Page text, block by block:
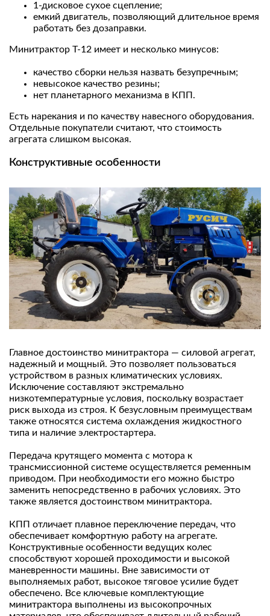
1-дисковое сухое сцепление;
емкий двигатель, позволяющий длительное время
работать без дозаправки.
Минитрактор Т-12 имеет и несколько минусов:
качество сборки нельзя назвать безупречным;
невысокое качество резины;
нет планетарного механизма в КПП.
Есть нарекания и по качеству навесного оборудования.
Отдельные покупатели считают, что стоимость
агрегата слишком высокая.
Конструктивные особенности
Главное достоинство минитрактора — силовой агрегат,
надежный и мощный. Это позволяет пользоваться
устройством в разных климатических условиях.
Исключение составляют экстремально
низкотемпературные условия, поскольку возрастает
риск выхода из строя. К безусловным преимуществам
также относятся система охлаждения жидкостного
типа и наличие электростартера.
Передача крутящего момента с мотора к
трансмиссионной системе осуществляется ременным
приводом. При необходимости его можно быстро
заменить непосредственно в рабочих условиях. Это
также является достоинством минитрактора.
КПП отличает плавное переключение передач, что
обеспечивает комфортную работу на агрегате.
Конструктивные особенности ведущих колес
способствуют хорошей проходимости и высокой
маневренности машины. Вне зависимости от
выполняемых работ, высокое тяговое усилие будет
обеспечено. Все ключевые комплектующие
минитрактора выполнены из высокопрочных